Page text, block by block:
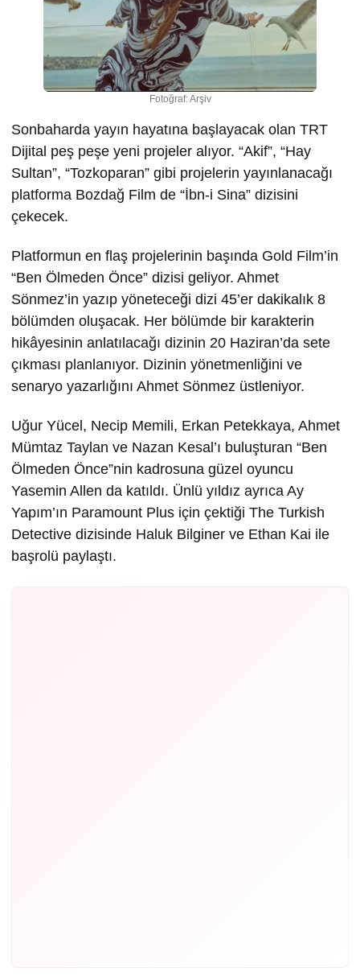
Fotoğraf: Arşiv
Sonbaharda yayın hayatına başlayacak olan TRT
Dijital peş peşe yeni projeler alıyor. “Akif”, “Hay
Sultan”, “Tozkoparan” gibi projelerin yayınlanacağı
platforma Bozdağ Film de “İbn-i Sina” dizisini
çekecek.
Platformun en flaş projelerinin başında Gold Film’in
“Ben Ölmeden Önce” dizisi geliyor. Ahmet
Sönmez’in yazıp yöneteceği dizi 45’er dakikalık 8
bölümden oluşacak. Her bölümde bir karakterin
hikâyesinin anlatılacağı dizinin 20 Haziran’da sete
çıkması planlanıyor. Dizinin yönetmenliğini ve
senaryo yazarlığını Ahmet Sönmez üstleniyor.
Uğur Yücel, Necip Memili, Erkan Petekkaya, Ahmet
Mümtaz Taylan ve Nazan Kesal’ı buluşturan “Ben
Ölmeden Önce”nin kadrosuna güzel oyuncu
Yasemin Allen da katıldı. Ünlü yıldız ayrıca Ay
Yapım’ın Paramount Plus için çektiği The Turkish
Detective dizisinde Haluk Bilginer ve Ethan Kai ile
başrolü paylaştı.